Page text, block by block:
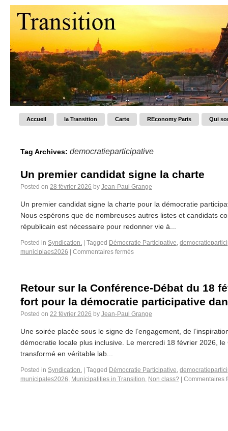
Accueil la Transition Carte REconomy Paris Qui
Tag Archives: democratieparticipative
Un premier candidat signe la charte
Posted on 28 février 2026 by Jean-Paul Grange
Un premier candidat signe la charte pour la démocratie
Nous espérons que de nombreuses autres listes et candidats
républicain est nécessaire pour redonner vie à...
Posted in Syndication. Tagged Démocratie Participative,
municiplaes2026
Commentaires fermés
Retour sur la Conférence-Débat du 18
fort pour la démocratie participative
Posted on 22 février 2026 by Jean-Paul Grange
Une soirée placée sous le signe de l’engagement, de
démocratie locale plus inclusive. Le mercredi 18 février 2026, le
transformé en véritable lab...
Posted in Syndication. Tagged Démocratie Participative,
municipales2026, Municipalities in Transition, Non class? Commentaires